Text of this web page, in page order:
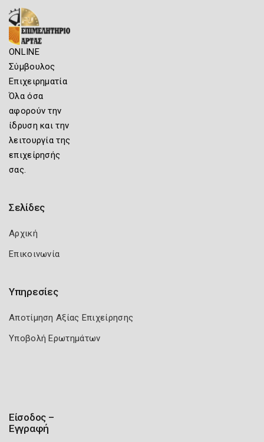
ONLINE
Σύμβουλος
Επιχειρηματία
Όλα όσα
αφορούν την
ίδρυση και την
λειτουργία της
επιχείρησής
σας.
Σελίδες
Αρχική
Επικοινωνία
Υπηρεσίες
Αποτίμηση Αξίας Επιχείρησης
Υποβολή Ερωτημάτων
Είσοδος –
Εγγραφή